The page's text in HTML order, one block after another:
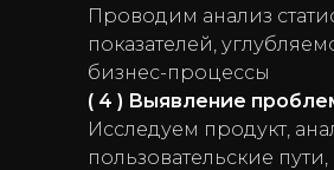
Проводим анализ
показателей,
бизнес-процессы
( 4 ) Выявление
Исследуем продукт,
пользовательские